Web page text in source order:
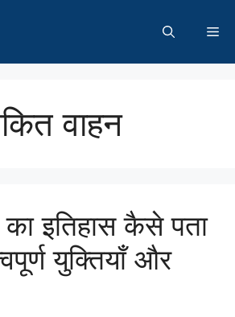
वाहन
इतिहास कैसे पता
युक्तियाँ और